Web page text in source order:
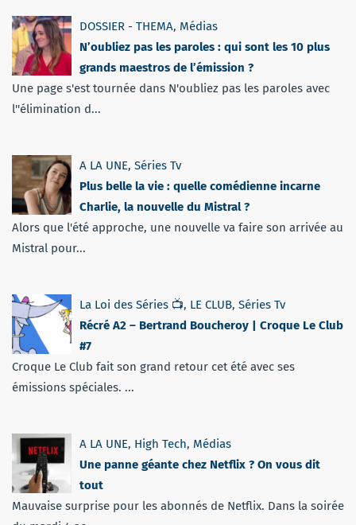
DOSSIER - THEMA, Médias
N’oubliez pas les paroles : qui sont les 10 plus
grands maestros de l’émission ?
Une page s'est tournée dans N'oubliez pas les paroles avec
l''élimination d...
A LA UNE, Séries Tv
Plus belle la vie : quelle comédienne incarne
Charlie, la nouvelle du Mistral ?
Alors que l'été approche, une nouvelle va faire son arrivée au
Mistral pour...
La Loi des Séries 📺, LE CLUB, Séries Tv
Récré A2 – Bertrand Boucheroy | Croque Le Club
#7
Croque Le Club fait son grand retour cet été avec ses
émissions spéciales. ...
A LA UNE, High Tech, Médias
Une panne géante chez Netflix ? On vous dit
tout
Mauvaise surprise pour les abonnés de Netflix. Dans la soirée